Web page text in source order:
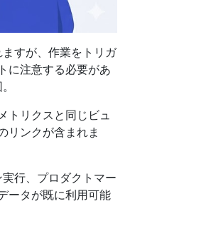
すが、作業をトリガ
に注意する必要があ
トリクスと同じビュ
リンクが含まれま
行、プロダクトマー
ータが既に利用可能